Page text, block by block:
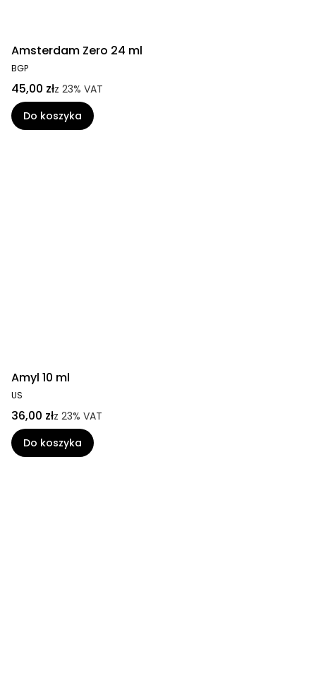
Amsterdam Zero 24 ml
BGP
45,00 złz 23% VAT
Do koszyka
Amyl 10 ml
US
36,00 złz 23% VAT
Do koszyka